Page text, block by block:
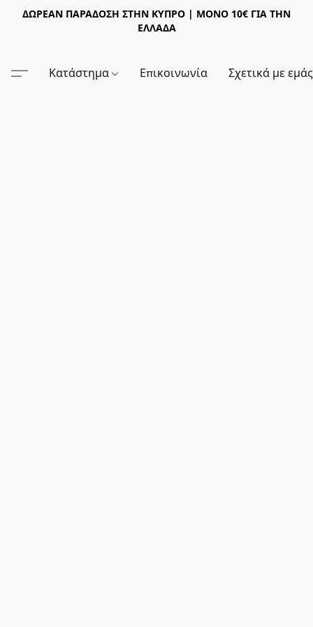
ΔΩΡΕΑΝ ΠΑΡΑΔΟΣΗ ΣΤΗΝ ΚΥΠΡΟ | ΜΟΝΟ 10€ ΓΙΑ ΤΗΝ
ΕΛΛΑΔΑ
Κατάστημα Επικοινωνία Σχετικά με εμάς